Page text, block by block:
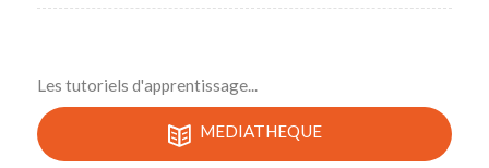
Les tutoriels d'apprentissage...
MEDIATHEQUE